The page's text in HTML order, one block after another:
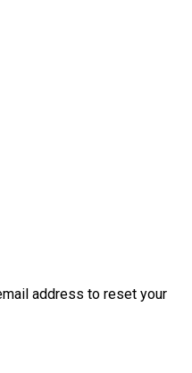
address to reset your